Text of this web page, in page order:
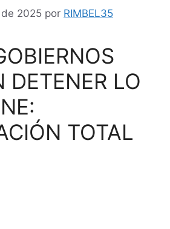
2025 por RIMBEL35
DETENER LO
TOTAL